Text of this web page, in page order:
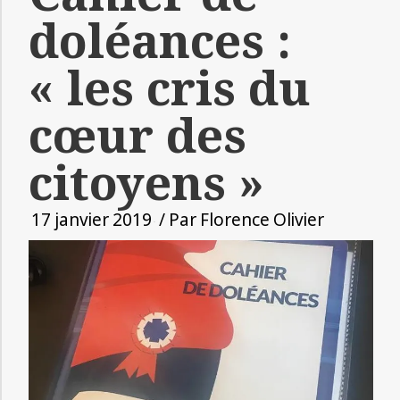
doléances :
« les cris du
cœur des
citoyens »
17 janvier 2019 / Par Florence Olivier